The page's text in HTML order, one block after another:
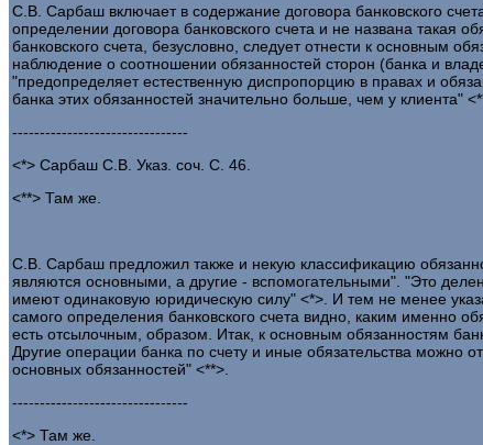
С.В. Сарбаш включает в содержание договора банковского
определении договора банковского счета и не названа такая
банковского счета, безусловно, следует отнести к основным
наблюдение о соотношении обязанностей сторон (банка и
"предопределяет естественную диспропорцию в правах и
банка этих обязанностей значительно больше, чем у клиента"
--------------------------------
<*> Сарбаш С.В. Указ. соч. С. 46.
<**> Там же.
С.В. Сарбаш предложил также и некую классификацию
являются основными, а другие - вспомогательными". "Это
имеют одинаковую юридическую силу" <*>. И тем не менее
самого определения банковского счета видно, каким именно
есть отсылочным, образом. Итак, к основным обязанностям
Другие операции банка по счету и иные обязательства можно
основных обязанностей" <**>.
--------------------------------
<*> Там же.